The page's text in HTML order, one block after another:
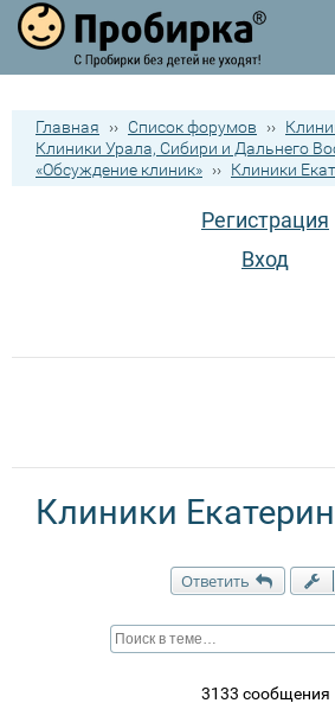
Главная ›› Список форумов ››
Клиники Урала, Сибири и Дальнего
«Обсуждение клиник» ›› Клиники
Регистрация
Вход
Клиники
Ответить
3133 сообщения